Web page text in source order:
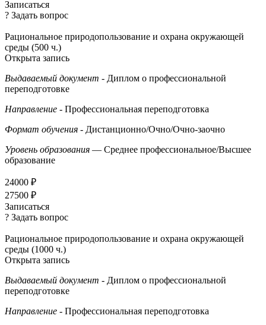
Записаться
? Задать вопрос
Рациональное природопользование и охрана окружающей
среды (500 ч.)
Открыта запись
Выдаваемый документ - Диплом о профессиональной
переподготовке
Направление - Профессиональная переподготовка
Формат обучения - Дистанционно/Очно/Очно-заочно
Уровень образования — Среднее профессиональное/Высшее
образование
24000 ₽
27500 ₽
Записаться
? Задать вопрос
Рациональное природопользование и охрана окружающей
среды (1000 ч.)
Открыта запись
Выдаваемый документ - Диплом о профессиональной
переподготовке
Направление - Профессиональная переподготовка